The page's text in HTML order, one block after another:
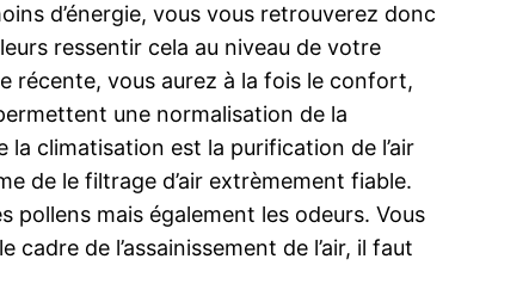
d’énergie, vous vous retrouverez donc
ressentir cela au niveau de votre
récente, vous aurez à la fois le confort,
une normalisation de la
climatisation est la purification de l’air
de le filtrage d’air extrèmement fiable.
pollens mais également les odeurs. Vous
de l’assainissement de l’air, il faut